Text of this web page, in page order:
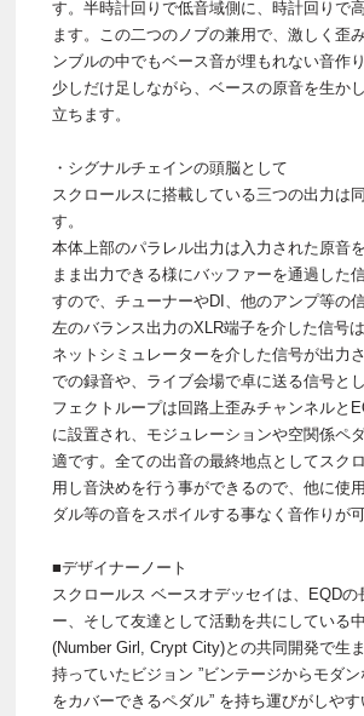
す。半時計回りで低音域側に、時計回りで
ます。この二つのノブの兼用で、激しく歪
ンブルの中でもベース音が埋もれない音作
少しだけ足しながら、ベースの原音を生か
立ちます。
・シグナルチェインの頭脳として
スクロールスに搭載している三つの出力は
す。
本体上部のパラレル出力は入力された原音
まま出力できる様にバッファーを通過した
すので、チューナーやDI、他のアンプ等の
左のバランス出力のXLR端子を介した信号
ネットシミュレーターを介した信号が出力
での録音や、ライブ会場で卓に送る信号と
フェクトループは回路上歪みチャンネルと
に設置され、モジュレーションや空関係ペ
適です。全ての出音の最終地点としてスク
用し音決めを行う事ができるので、他に使
ダル等の音をスポイルする事なく音作りが
■デザイナーノート
スクロールス ベースオデッセイは、EQDの
ー、そして友達として活動を共にしている
(Number Girl, Crypt City)との共同開発で生
持っていたビジョン ”ビンテージからモダ
をカバーできるペダル” を持ち運びがしや